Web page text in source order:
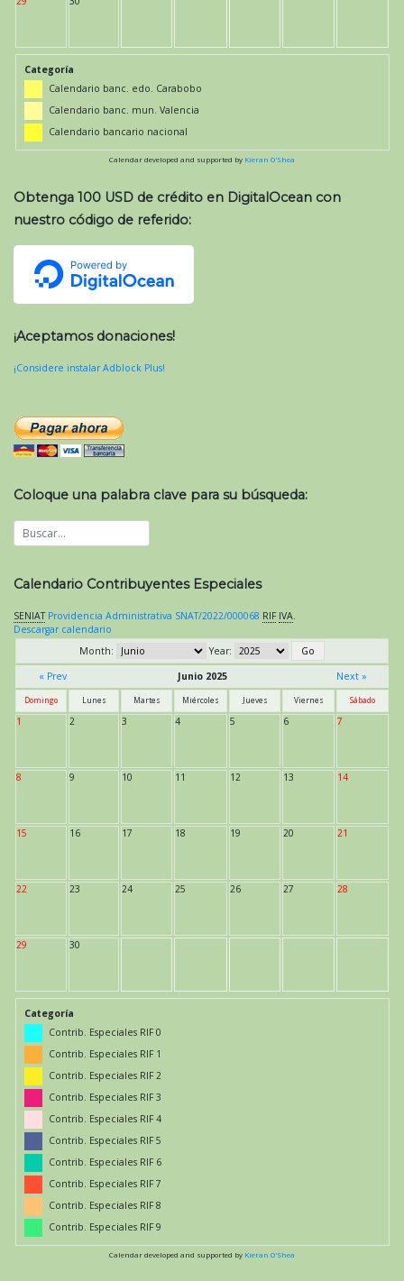
Categoría
Calendario banc. edo. Carabobo
Calendario banc. mun. Valencia
Calendario bancario nacional
Calendar developed and supported by Kieran O'Shea
Obtenga 100 USD de crédito en DigitalOcean con
nuestro código de referido:
¡Aceptamos donaciones!
¡Considere instalar Adblock Plus!
Coloque una palabra clave para su búsqueda:
Calendario Contribuyentes Especiales
SENIAT Providencia Administrativa SNAT/2022/000068 RIF IVA.
Descargar calendario
Month:
Year:
« Prev
Junio 2025 Next »
Domingo Lunes Martes Miércoles Jueves Viernes Sábado
1 2 3 4 5 6 7
8 9 10 11 12 13 14
15 16 17 18 19 20 21
22 23 24 25 26 27 28
29 30
Categoría
Contrib. Especiales RIF 0
Contrib. Especiales RIF 1
Contrib. Especiales RIF 2
Contrib. Especiales RIF 3
Contrib. Especiales RIF 4
Contrib. Especiales RIF 5
Contrib. Especiales RIF 6
Contrib. Especiales RIF 7
Contrib. Especiales RIF 8
Contrib. Especiales RIF 9
Calendar developed and supported by Kieran O'Shea